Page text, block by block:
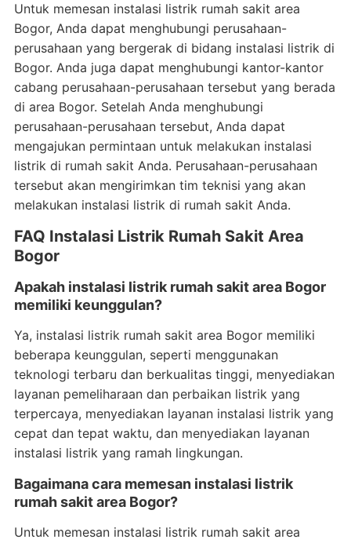
Untuk memesan instalasi listrik rumah sakit area
Bogor, Anda dapat menghubungi perusahaan-
perusahaan yang bergerak di bidang instalasi listrik di
Bogor. Anda juga dapat menghubungi kantor-kantor
cabang perusahaan-perusahaan tersebut yang berada
di area Bogor. Setelah Anda menghubungi
perusahaan-perusahaan tersebut, Anda dapat
mengajukan permintaan untuk melakukan instalasi
listrik di rumah sakit Anda. Perusahaan-perusahaan
tersebut akan mengirimkan tim teknisi yang akan
melakukan instalasi listrik di rumah sakit Anda.
FAQ Instalasi Listrik Rumah Sakit Area
Bogor
Apakah instalasi listrik rumah sakit area Bogor
memiliki keunggulan?
Ya, instalasi listrik rumah sakit area Bogor memiliki
beberapa keunggulan, seperti menggunakan
teknologi terbaru dan berkualitas tinggi, menyediakan
layanan pemeliharaan dan perbaikan listrik yang
terpercaya, menyediakan layanan instalasi listrik yang
cepat dan tepat waktu, dan menyediakan layanan
instalasi listrik yang ramah lingkungan.
Bagaimana cara memesan instalasi listrik
rumah sakit area Bogor?
Untuk memesan instalasi listrik rumah sakit area